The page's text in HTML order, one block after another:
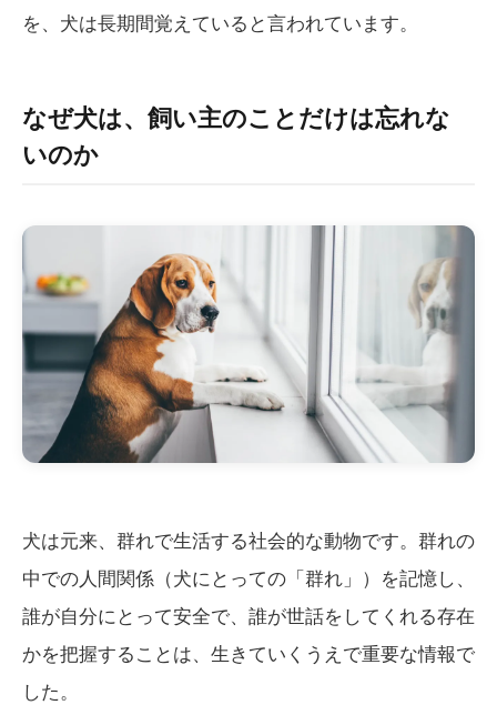
を、犬は長期間覚えていると言われています。
なぜ犬は、飼い主のことだけは忘れな
いのか
犬は元来、群れで生活する社会的な動物です。群れの
中での人間関係（犬にとっての「群れ」）を記憶し、
誰が自分にとって安全で、誰が世話をしてくれる存在
かを把握することは、生きていくうえで重要な情報で
した。